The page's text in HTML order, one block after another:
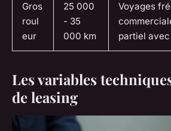
Gros
roul
eur
25 000
- 35
000 km
Voyages
partiel
Les variables
de leasing